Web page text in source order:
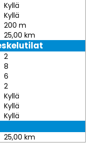
Kyllä
Kyllä
200 m
25,00 km
2
8
6
2
Kyllä
Kyllä
Kyllä
25,00 km